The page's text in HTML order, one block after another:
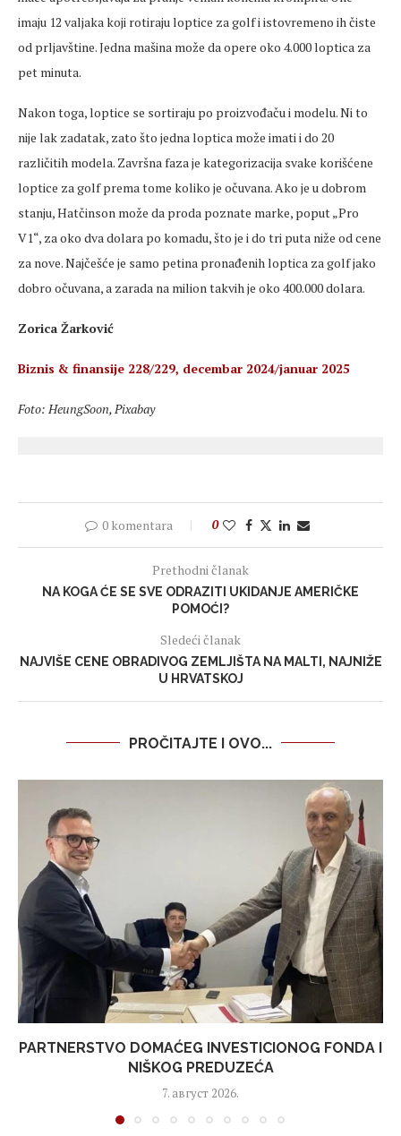
imaju 12 valjaka koji rotiraju loptice za golf i istovremeno ih čiste
od prljavštine. Jedna mašina može da opere oko 4.000 loptica za
pet minuta.
Nakon toga, loptice se sortiraju po proizvođaču i modelu. Ni to
nije lak zadatak, zato što jedna loptica može imati i do 20
različitih modela. Završna faza je kategorizacija svake korišćene
loptice za golf prema tome koliko je očuvana. Ako je u dobrom
stanju, Hatčinson može da proda poznate marke, poput „Pro
V1“, za oko dva dolara po komadu, što je i do tri puta niže od cene
za nove. Najčešće je samo petina pronađenih loptica za golf jako
dobro očuvana, a zarada na milion takvih je oko 400.000 dolara.
Zorica Žarković
Biznis & finansije 228/229, decembar 2024/januar 2025
Foto: HeungSoon, Pixabay
0 komentara 0
Prethodni članak
NA KOGA ĆE SE SVE ODRAZITI UKIDANJE AMERIČKE
POMOĆI?
Sledeći članak
NAJVIŠE CENE OBRADIVOG ZEMLJIŠTA NA MALTI, NAJNIŽE
U HRVATSKOJ
PROČITAJTE I OVO...
PARTNERSTVO DOMAĆEG INVESTICIONOG FONDA I
NIŠKOG PREDUZEĆA
7. август 2026.